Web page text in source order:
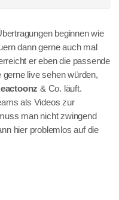
beginnen wie
dann gerne auch mal
er eben die passende
live sehen würden,
& Co. läuft.
als Videos zur
man nicht zwingend
hier problemlos auf die